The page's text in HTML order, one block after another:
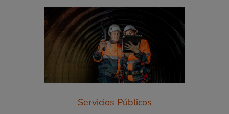
Servicios Públicos